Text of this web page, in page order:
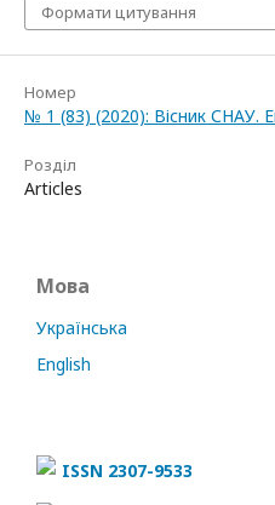
Формати цитування
Номер
№ 1 (83) (2020): Вісник СНАУ.
Розділ
Articles
Мова
Українська
English
ISSN 2307-9533